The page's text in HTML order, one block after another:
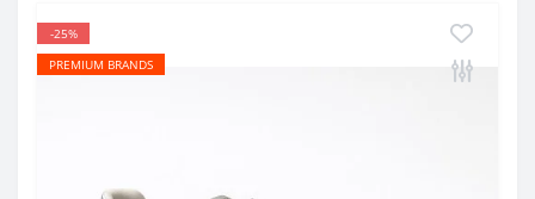
-25%
PREMIUM BRANDS